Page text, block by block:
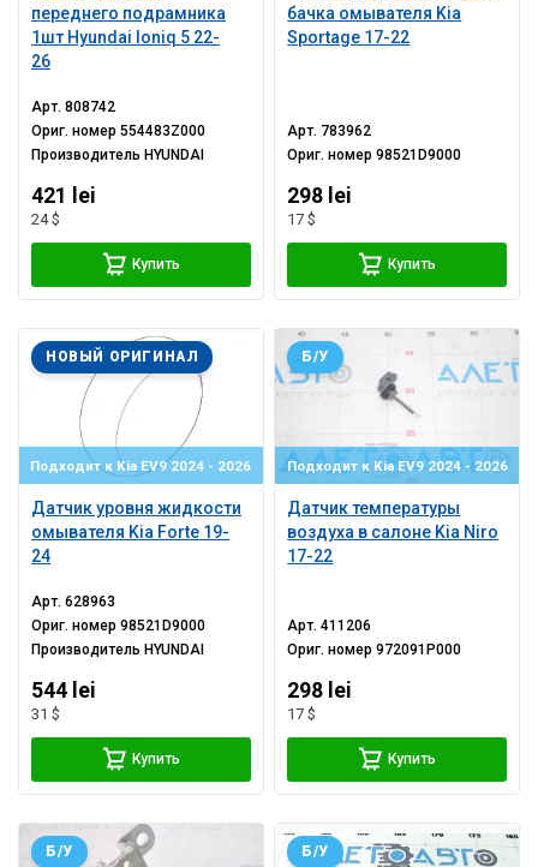
переднего подрамника
1шт Hyundai Ioniq 5 22-
26
Арт.808742
Ориг. номер554483Z000
ПроизводительHYUNDAI
421 lei
24 $
Купить
бачка омывателя Kia
Sportage 17-22
Арт. 783962
Ориг. номер98521D9000
298 lei
17 $
Купить
Подходит к Kia EV9 2024 - 2026
Датчик уровня жидкости
омывателя Kia Forte 19-
24
НОВЫЙ ОРИГИНАЛ
Арт.628963
Ориг. номер98521D9000
Производитель HYUNDAI
544 lei
31 $
Купить
Подходит к Kia EV9 2024 - 2026
Датчик температуры
воздуха в салоне Kia Niro
17-22
Б/У
Арт.411206
Ориг. номер972091P000
298 lei
17 $
Купить
Б/У Б/У